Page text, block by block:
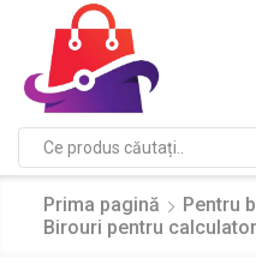
Prima pagină Pentru
Birouri pentru calculator